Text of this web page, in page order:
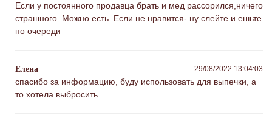
Если у постоянного продавца брать и мед рассорился,ничего
страшного. Можно есть. Если не нравится- ну слейте и ешьте
по очереди
Елена 29/08/2022 13:04:03
спасибо за информацию, буду использовать для выпечки, а
то хотела выбросить